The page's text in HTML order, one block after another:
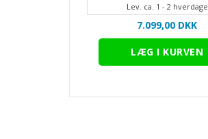
Lev. ca. 1 - 2 hverdage
7.099,00 DKK